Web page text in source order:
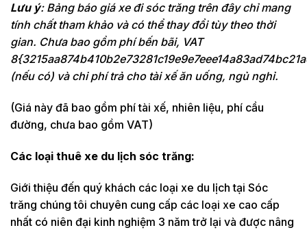
Lưu ý: Bảng báo giá xe đi sóc trăng trên đây chỉ mang
tính chất tham khảo và có thể thay đổi tùy theo thời
gian. Chưa bao gồm phí bến bãi, VAT
(nếu có) và chi phí trả cho tài xế ăn uống, ngủ nghỉ.
(Giá này đã bao gồm phí tài xế, nhiên liệu, phí cầu
đường, chưa bao gồm VAT)
Các loại thuê xe du lịch sóc trăng:
Giới thiệu đến quý khách các loại xe du lịch tại Sóc
trăng chúng tôi chuyên cung cấp các loại xe cao cấp
nhất có niên đại kinh nghiệm 3 năm trở lại và được nâng